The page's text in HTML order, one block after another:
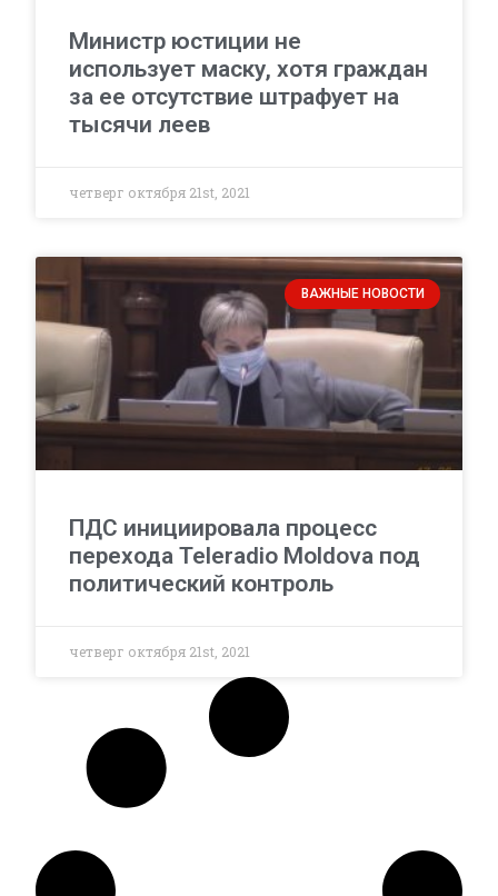
Министр юстиции не
использует маску, хотя граждан
за ее отсутствие штрафует на
тысячи леев
четверг октября 21st, 2021
ВАЖНЫЕ НОВОСТИ
ПДС инициировала процесс
перехода Teleradio Moldova под
политический контроль
четверг октября 21st, 2021